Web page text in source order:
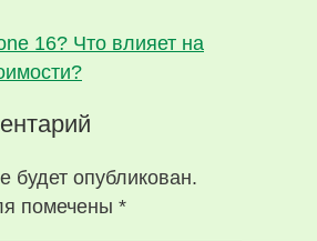
16? Что влияет на
будет опубликован.
помечены *